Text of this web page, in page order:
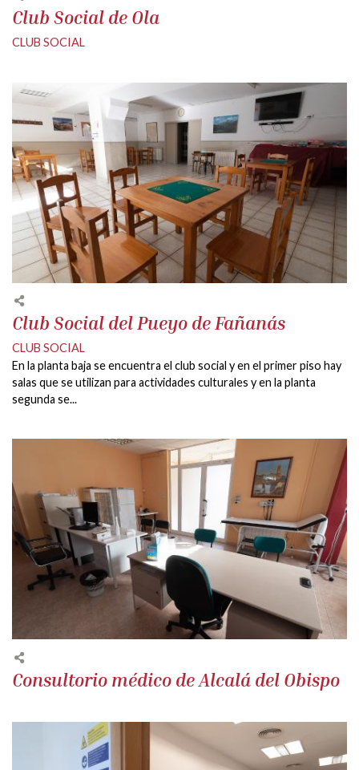
Club Social de Ola
CLUB SOCIAL
Club Social del Pueyo de Fañanás
CLUB SOCIAL
En la planta baja se encuentra el club social y en el primer piso hay
salas que se utilizan para actividades culturales y en la planta
segunda se...
Consultorio médico de Alcalá del Obispo